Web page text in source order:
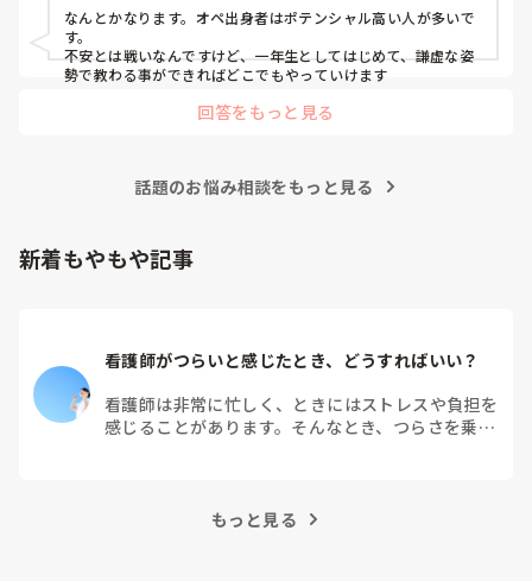
合診療科, 救急科, 超急性期, ICU, CCU, HCU, その他の科, ママナー
ス, 外来, 神経内科, 脳神経外科, NICU, 消化器外科, 一般病院, 慢性
なんとかなります。オペ出身者はポテンシャル高い人が多いで
す。
不安とは戦いなんですけど、一年生としてはじめて、謙虚な姿
勢で教わる事ができればどこでもやっていけます
回答をもっと見る
話題のお悩み相談をもっと見る
新着もやもや記事
看護師がつらいと感じたとき、どうすればいい？
看護師は非常に忙しく、ときにはストレスや負担を
感じることがあります。そんなとき、つらさを乗り
もっと見る